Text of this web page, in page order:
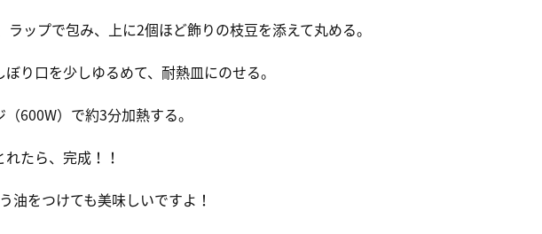
ラップで包み、上に2個ほど飾りの枝豆を添えて丸める。
ぼり口を少しゆるめて、耐熱皿にのせる。
600W）で約3分加熱する。
たら、完成！！
油をつけても美味しいですよ！